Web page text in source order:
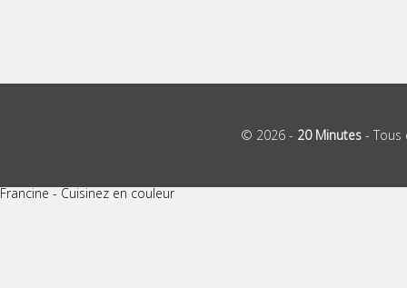
© 2026 - 20 Minutes -
Francine - Cuisinez en couleur